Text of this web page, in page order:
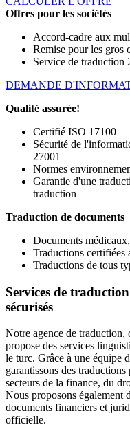
Offres pour les sociétés
Accord-cadre aux
Remise pour les gros
Service de traduction
DEMANDE
Qualité assurée!
Certifié ISO 17100
Sécurité de
27001
Normes
Garantie d'une
traduction
Traduction de documents
Documents
Traductions certifiées
Traductions de tous
Services de
sécurisés
Notre agence de
propose des services
le turc. Grâce à une équipe
garantissons des traductions
secteurs de la finance, du
Nous proposons également
documents financiers et
officielle.